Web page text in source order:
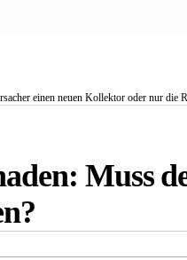
einen neuen Kollektor oder nur die
Muss